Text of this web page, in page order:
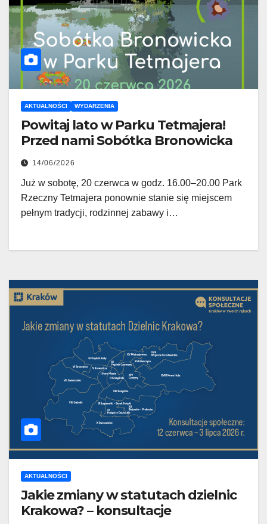
AKTUALNOŚCI WYDARZENIA
Powitaj lato w Parku Tetmajera!
Przed nami Sobótka Bronowicka
14/06/2026
Już w sobotę, 20 czerwca w godz. 16.00–20.00 Park
Rzeczny Tetmajera ponownie stanie się miejscem
pełnym tradycji, rodzinnej zabawy i…
AKTUALNOŚCI
Jakie zmiany w statutach dzielnic
Krakowa? – konsultacje